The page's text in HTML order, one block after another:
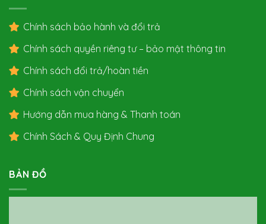
Chính sách bảo hành và đổi trả
Chính sách quyền riêng tư – bảo mật thông tin
Chính sách đổi trả/hoàn tiền
Chính sách vận chuyển
Hướng dẫn mua hàng & Thanh toán
Chính Sách & Quy Định Chung
BẢN ĐỒ